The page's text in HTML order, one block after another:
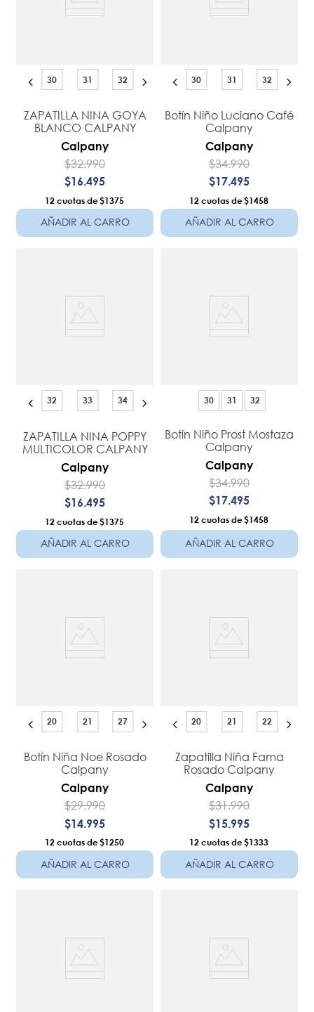
30 31 32
ZAPATILLA NINA GOYA
BLANCO CALPANY
Calpany
$32.990
$16.495
12 $1375
AÑADIR AL CARRO
30 31 32
Botín Niño Luciano Café
Calpany
Calpany
$34.990
$17.495
12 $1458
AÑADIR AL CARRO
32 33 34
ZAPATILLA NINA POPPY
MULTICOLOR CALPANY
Calpany
$32.990
$16.495
12 $1375
AÑADIR AL CARRO
30 31 32
Botín Niño Prost Mostaza
Calpany
Calpany
$34.990
$17.495
12 $1458
AÑADIR AL CARRO
20 21 27
Botín Niña Noe Rosado
Calpany
Calpany
$29.990
$14.995
12 $1250
AÑADIR AL CARRO
20 21 22
Zapatilla Niña Fama
Rosado Calpany
Calpany
$31.990
$15.995
12 $1333
AÑADIR AL CARRO